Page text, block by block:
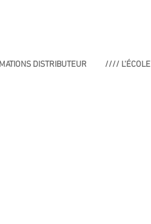
DISTRIBUTEUR //// L'ÉCOLE